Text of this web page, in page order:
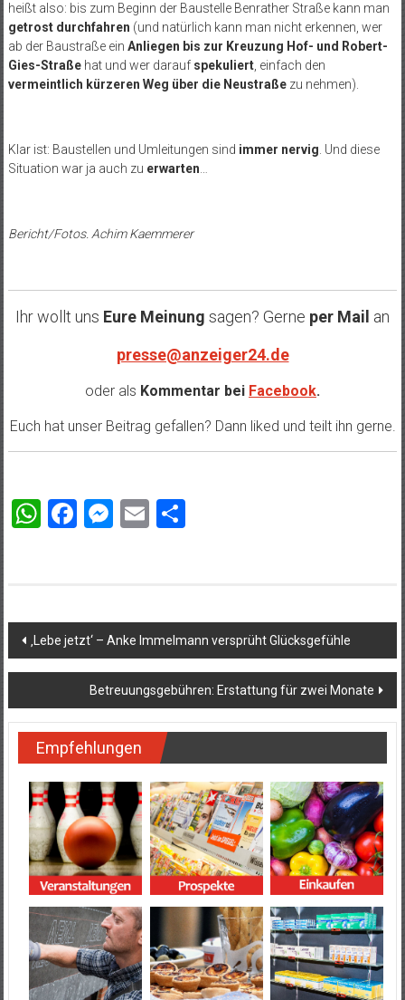
heißt also: bis zum Beginn der Baustelle Benrather Straße kann man
getrost durchfahren (und natürlich kann man nicht erkennen, wer
ab der Baustraße ein Anliegen bis zur Kreuzung Hof- und Robert-
Gies-Straßehat und wer darauf spekuliert, einfach den
vermeintlich kürzeren Weg über die Neustraßezu nehmen).
Klar ist: Baustellen und Umleitungen sind immer nervig. Und diese
Situation war ja auch zu erwarten…
Bericht/Fotos. Achim Kaemmerer
Ihr wollt uns Eure Meinung sagen? Gerne per Mail an
presse@anzeiger24.de
oder als Kommentar bei Facebook.
Euch hat unser Beitrag gefallen? Dann liked und teilt ihn gerne.
WhatsApp
Facebook
Messenger
Email
Beitragsnavigation
‚Lebe jetzt‘ – Anke Immelmann versprüht Glücksgefühle
Betreuungsgebühren: Erstattung für zwei Monate
Empfehlungen